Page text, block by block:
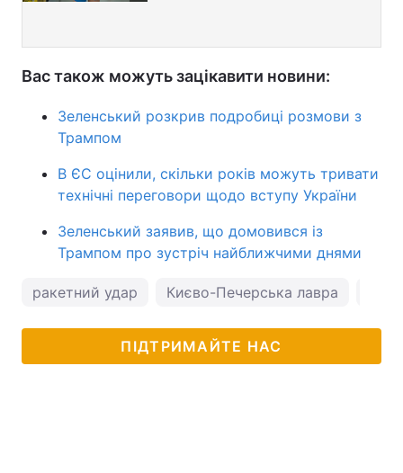
Вас також можуть зацікавити новини:
Зеленський розкрив подробиці розмови з
Трампом
В ЄС оцінили, скільки років можуть тривати
технічні переговори щодо вступу України
Зеленський заявив, що домовився із
Трампом про зустріч найближчими днями
ракетний удар Києво-Печерська лавра
ПІДТРИМАЙТЕ НАС